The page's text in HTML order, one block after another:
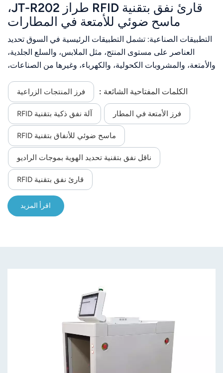
قارئ نفق بتقنية RFID طراز JT-R202،
ماسح ضوئي للأمتعة في المطارات
التطبيقات الصناعية: تشمل التطبيقات الرئيسية في السوق تحديد
العناصر على مستوى المنتج، مثل الملابس، والسلع الجلدية،
والأمتعة، والمشروبات الكحولية، والكهرباء، وغيرها من الصناعات،
وجرد المنتجات، وما إلى ذلك. الكلمات المفتاحية الشائعة : فرز المنتجات الزراعية
فرز الأمتعة في المطار آلة نفق ذكية بتقنية RFID
ماسح ضوئي للأنفاق بتقنية RFID
ناقل نفق بتقنية تحديد الهوية بموجات الراديو
قارئ نفق بتقنية RFID
اقرأ المزيد